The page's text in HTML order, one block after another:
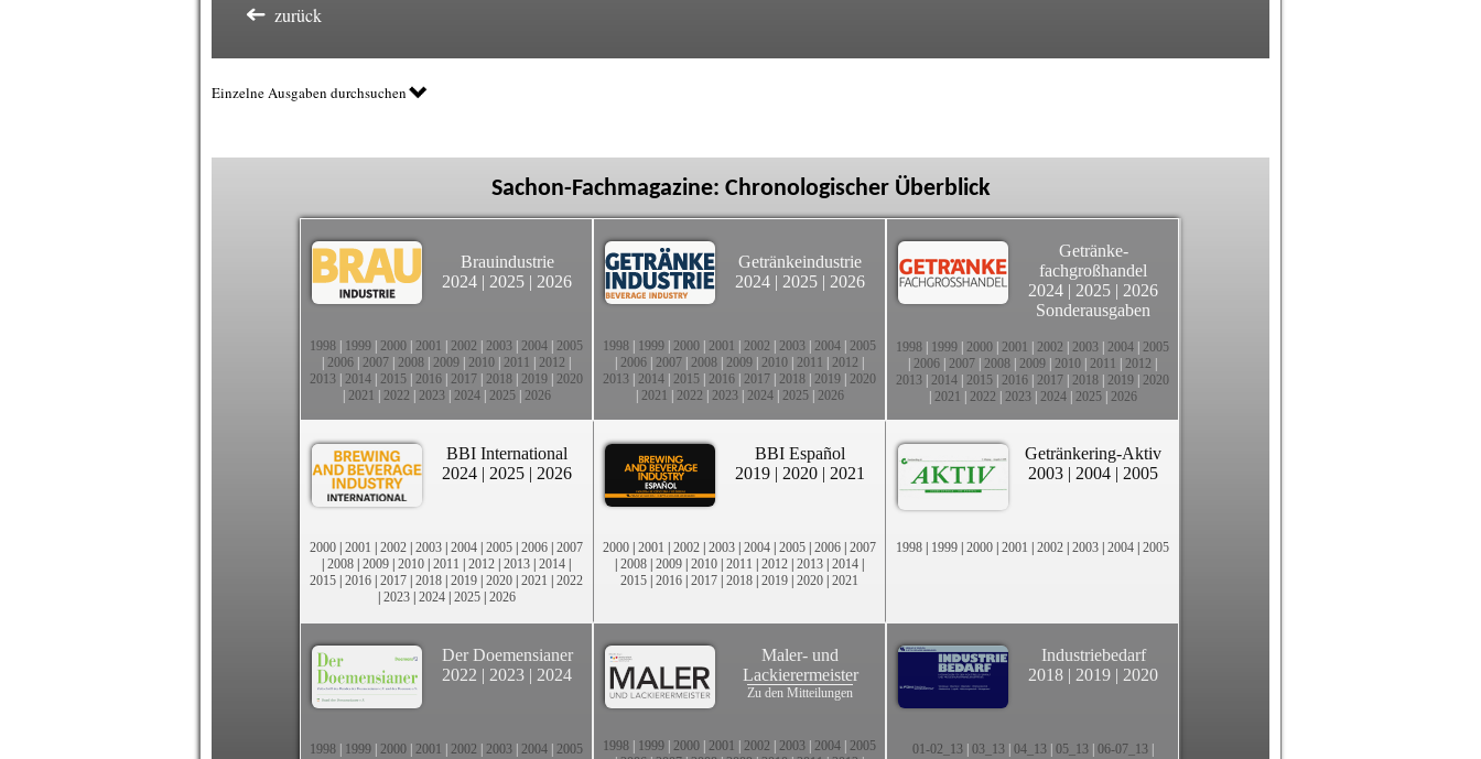
zurück
Einzelne Ausgaben durchsuchen
Sachon-Fachmagazine: Chronologischer Überblick
Brauindustrie
2024 | 2025 | 2026
1998 1999 2000 2001 2002 2003 2004 2005
2006 2007 2008 2009 2010 2011 2012
2013 2014 2015 2016 2017 2018 2019 2020
2021 2022 2023| 2024| 2025| 2026
Getränkeindustrie
2024 | 2025 | 2026
1998 1999 2000 2001 2002 2003 2004 2005
2006 2007 2008 2009 2010 2011 2012
2013 2014 2015 2016 2017 2018 2019 2020
2021 2022 2023| 2024| 2025| 2026
Getränke-
fachgroßhandel
2024 | 2025 | 2026
Sonderausgaben
1998 1999 2000 2001 2002 2003 2004 2005
2006 2007 2008 2009 2010 2011 2012
2013 2014 2015 2016 2017 2018 2019 2020
2021 2022 2023| 2024| 2025| 2026
BBI International
2024 | 2025 | 2026
2000 | 2001 | 2002 | 2003 | 2004 | 2005 | 2006 | 2007
| 2008 | 2009 | 2010 | 2011 | 2012 | 2013 | 2014 |
2015 | 2016 | 2017 | 2018 | 2019 | 2020 | 2021 | 2022
| 2023| 2024| 2025| 2026
BBI Español
2019 | 2020 | 2021
2000 | 2001 | 2002 | 2003 | 2004 | 2005 | 2006 | 2007
| 2008 | 2009 | 2010 | 2011 | 2012 | 2013 | 2014 |
2015 | 2016 | 2017 | 2018 | 2019 | 2020 | 2021
Getränkering-Aktiv
2003 | 2004 | 2005
1998 | 1999 | 2000 | 2001 | 2002 | 2003 | 2004 | 2005
Der Doemensianer
2022 | 2023 | 2024
1998 1999 2000 2001 2002 2003 2004 2005
Maler- und
Lackierermeister
Zu den Mitteilungen
1998 1999 2000 2001 2002 2003 2004 2005
Industriebedarf
2018 | 2019 | 2020
01-02_13| 03_13| 04_13| 05_13| 06-07_13|